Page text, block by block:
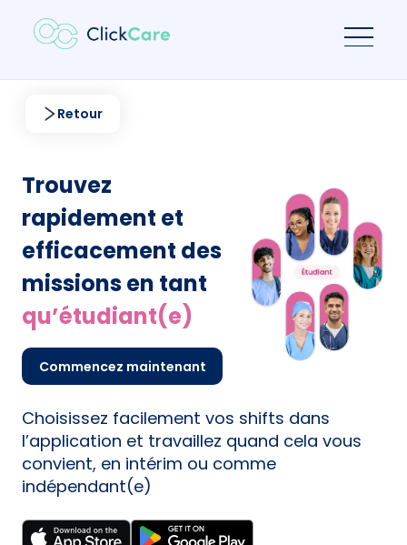
Retour
Trouvez
rapidement et
efficacement des
missions en tant
qu’étudiant(e)
Commencez maintenant
Choisissez facilement vos shifts dans
l’application et travaillez quand cela vous
convient, en intérim ou comme
indépendant(e)